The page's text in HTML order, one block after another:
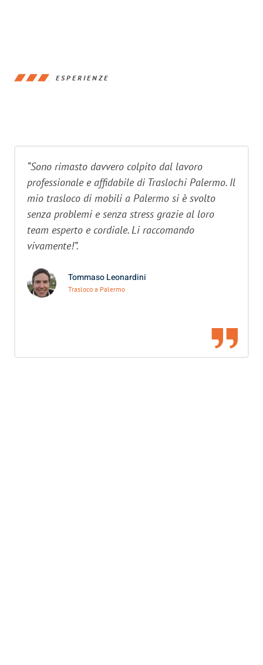
ESPERIENZE
“Sono rimasto davvero colpito dal lavoro
professionale e affidabile di Traslochi Palermo. Il
mio trasloco di mobili a Palermo si è svolto
senza problemi e senza stress grazie al loro
team esperto e cordiale. Li raccomando
vivamente!”.
Tommaso Leonardini
Trasloco a Palermo